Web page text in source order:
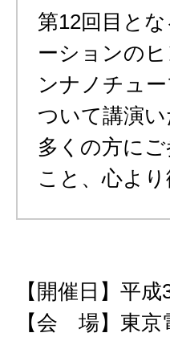
第12回目と
ーションの
ンナノチュ
ついて講演い
多くの方に
こと、心より
【開催日】平成
【会 場】東